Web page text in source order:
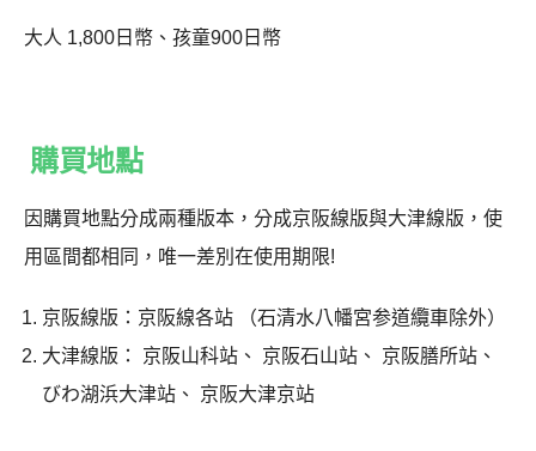
大人 1,800日幣、孩童900日幣
購買地點
因購買地點分成兩種版本，分成京阪線版與大津線版，使
用區間都相同，唯一差別在使用期限!
京阪線版：京阪線各站 （石清水八幡宮参道纜車除外）
大津線版： 京阪山科站、 京阪石山站、 京阪膳所站、
びわ湖浜大津站、 京阪大津京站